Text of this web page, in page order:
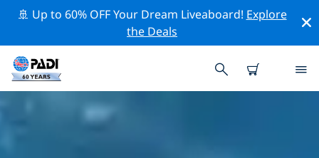
🚢 Up to 60% OFF Your Dream Liveaboard! Explore
the Deals